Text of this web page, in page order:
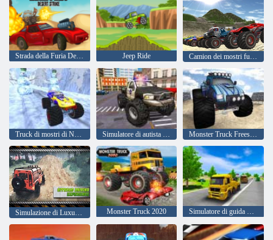
Strada della Furia Desert Strike Jeep Ride Camion dei mostri fuoristrada
Truck di mostri di Natale Simulatore di autista di camion della polizia Monster Truck Freestyle
Monster Truck 2020 Simulatore di guida di trasporto